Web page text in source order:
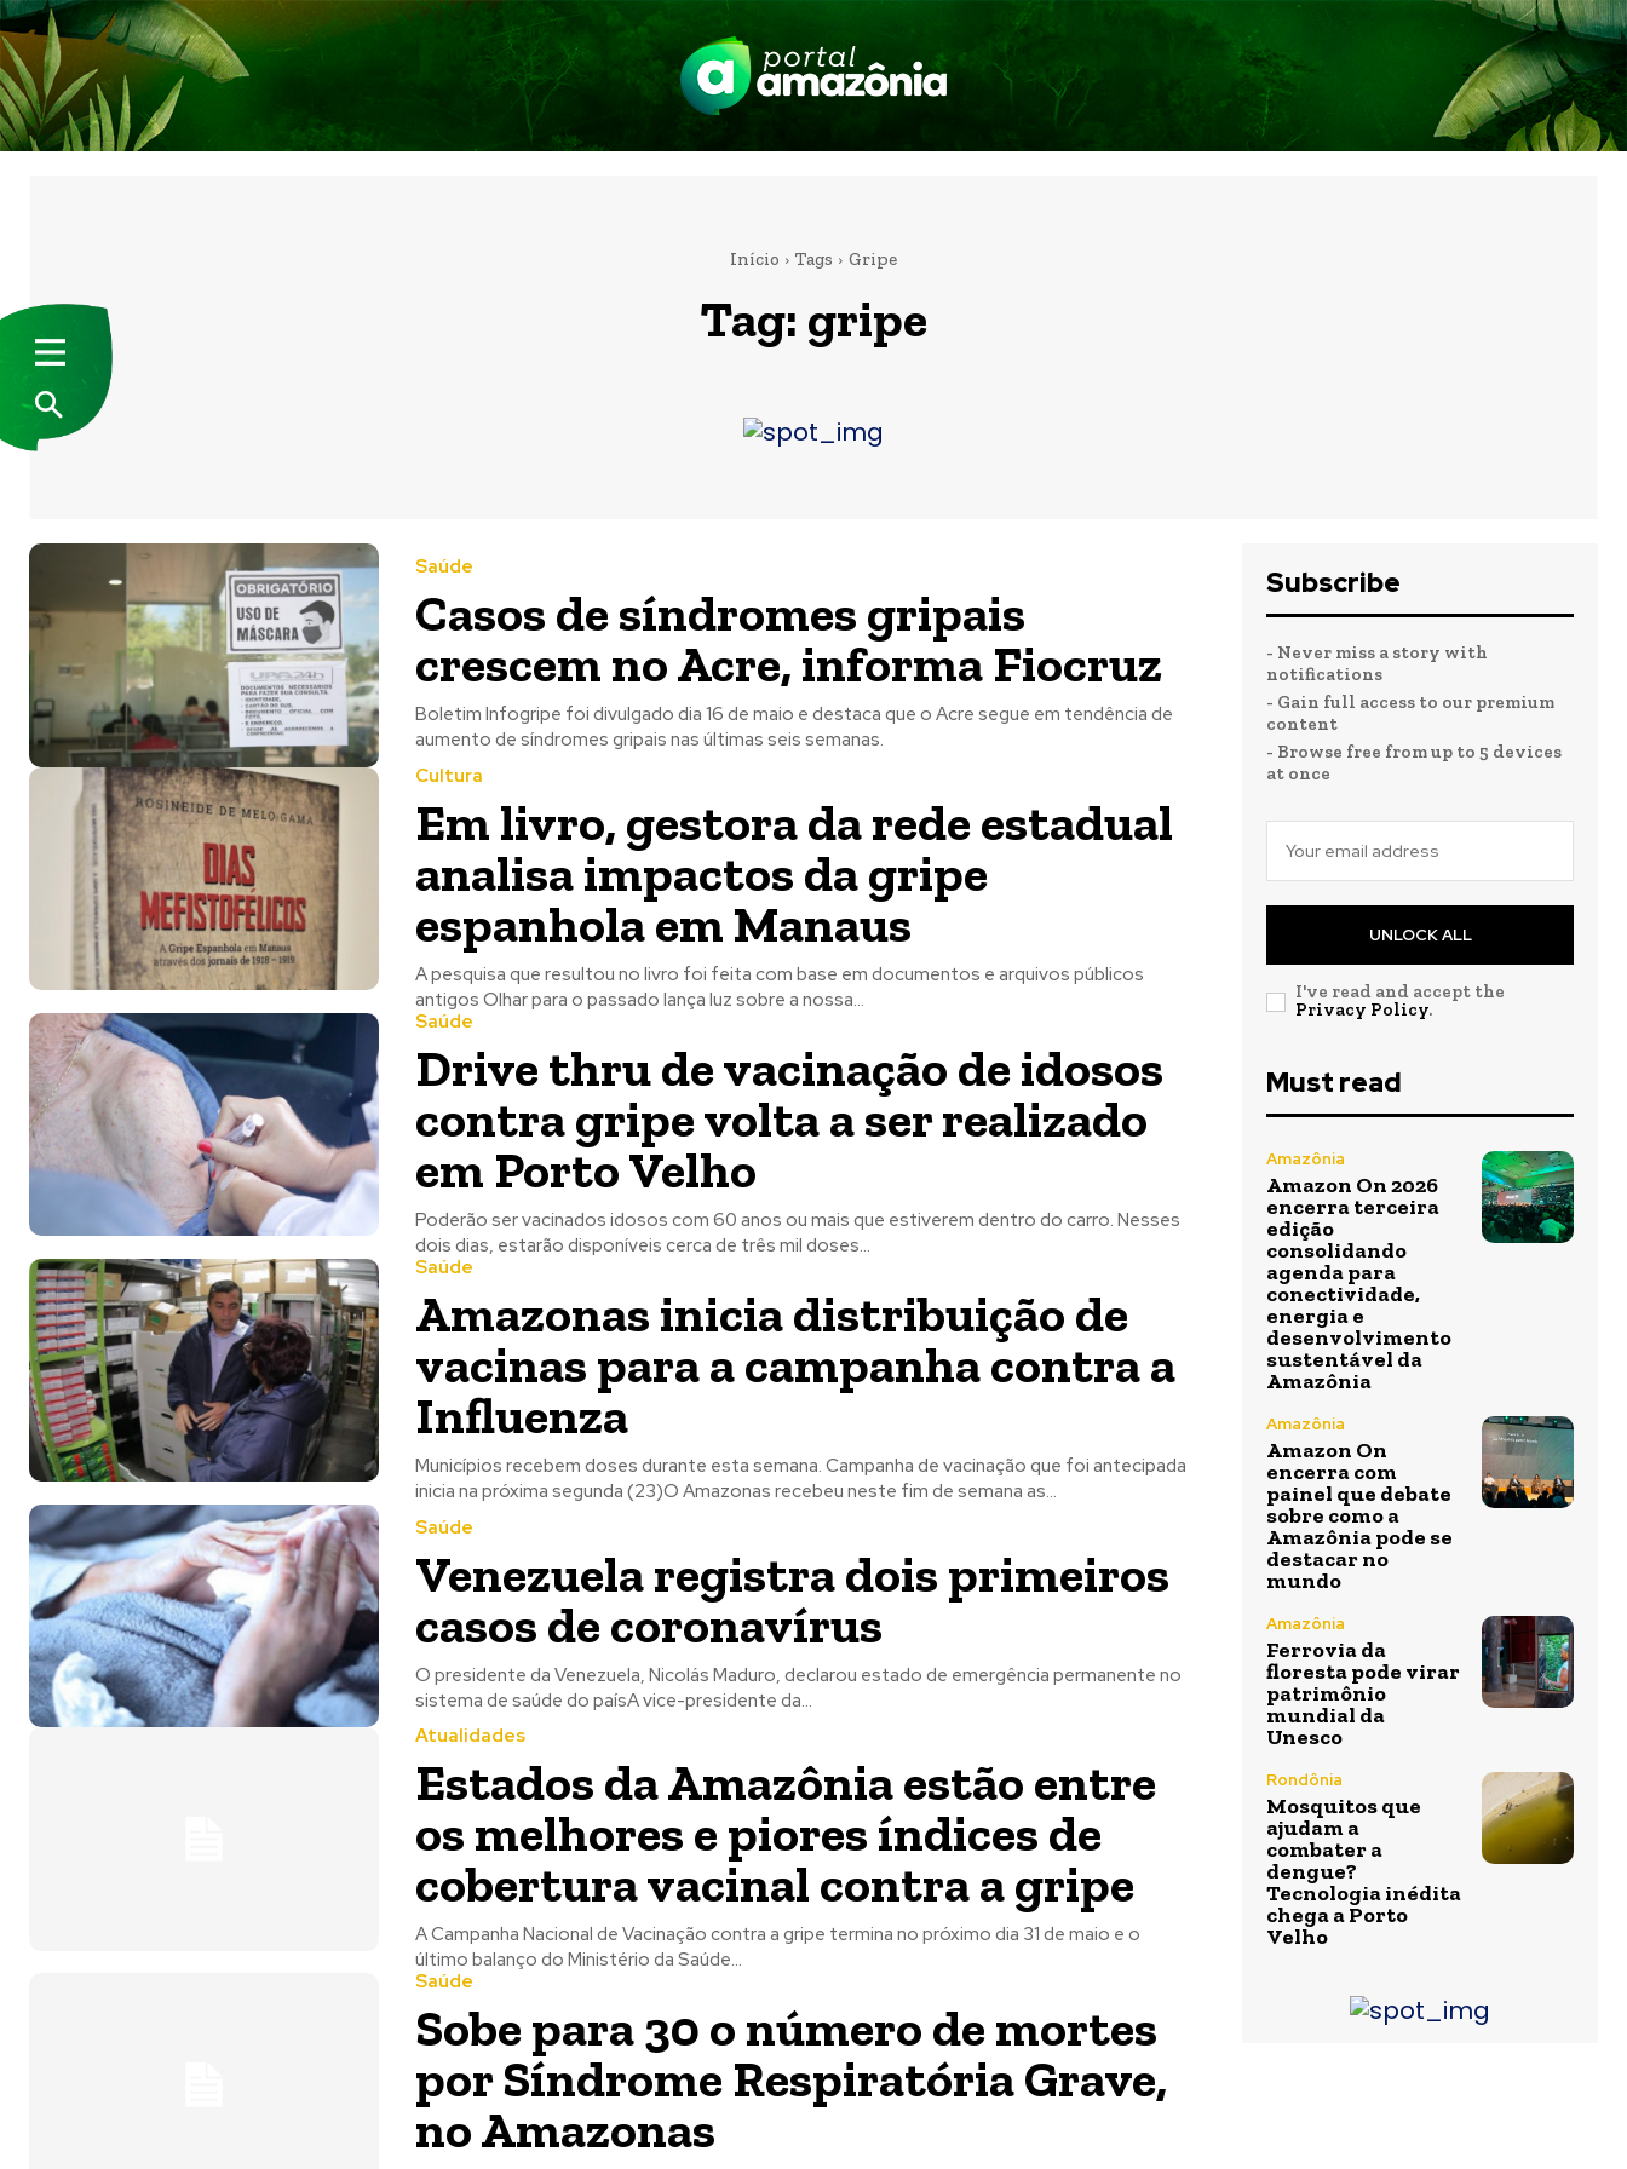
Início Tags Gripe
Tag: gripe
Saúde
Casos de síndromes gripais
crescem no Acre, informa Fiocruz
Boletim Infogripe foi divulgado dia 16 de maio e destaca que o Acre segue em tendência de
aumento de síndromes gripais nas últimas seis semanas.
Cultura
Em livro, gestora da rede estadual
analisa impactos da gripe
espanhola em Manaus
A pesquisa que resultou no livro foi feita com base em documentos e arquivos públicos
antigos Olhar para o passado lança luz sobre a nossa...
Saúde
Drive thru de vacinação de idosos
contra gripe volta a ser realizado
em Porto Velho
Poderão ser vacinados idosos com 60 anos ou mais que estiverem dentro do carro. Nesses
dois dias, estarão disponíveis cerca de três mil doses...
Saúde
Amazonas inicia distribuição de
vacinas para a campanha contra a
Influenza
Municípios recebem doses durante esta semana. Campanha de vacinação que foi antecipada
inicia na próxima segunda (23)O Amazonas recebeu neste fim de semana as...
Saúde
Venezuela registra dois primeiros
casos de coronavírus
O presidente da Venezuela, Nicolás Maduro, declarou estado de emergência permanente no
sistema de saúde do paísA vice-presidente da...
Atualidades
Estados da Amazônia estão entre
os melhores e piores índices de
cobertura vacinal contra a gripe
A Campanha Nacional de Vacinação contra a gripe termina no próximo dia 31 de maio e o
último balanço do Ministério da Saúde...
Saúde
Sobe para 30 o número de mortes
por Síndrome Respiratória Grave,
no Amazonas
Subscribe
- Never miss a story with
notifications
- Gain full access to our premium
content
- Browse free from up to 5 devices
at once
UNLOCK ALL
I've read and accept the
Privacy Policy.
Must read
Amazônia
Amazon On 2026
encerra terceira
edição
consolidando
agenda para
conectividade,
energia e
desenvolvimento
sustentável da
Amazônia
Amazônia
Amazon On
encerra com
painel que debate
sobre como a
Amazônia pode se
destacar no
mundo
Amazônia
Ferrovia da
floresta pode virar
patrimônio
mundial da
Unesco
Rondônia
Mosquitos que
ajudam a
combater a
dengue?
Tecnologia inédita
chega a Porto
Velho